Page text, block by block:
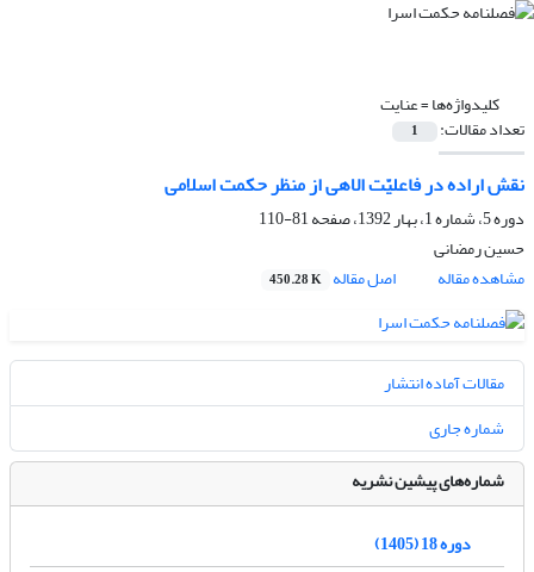
کلیدواژه‌ها =عنایت
تعداد مقالات: 1
نقش اراده در فاعلیّت الاهی از منظر حکمت اسلامی
دوره 5، شماره 1، بهار 1392، صفحه
81-110
حسین رمضانی
مشاهده مقاله
اصل مقاله 450.28 K
مقالات آماده انتشار
شماره جاری
شماره‌های پیشین نشریه
دوره 18 (1405)